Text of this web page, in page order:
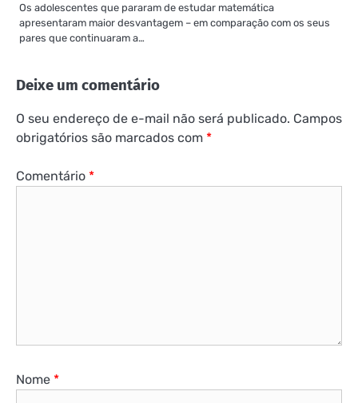
Os adolescentes que pararam de estudar matemática
apresentaram maior desvantagem – em comparação com os seus
pares que continuaram a…
Deixe um comentário
O seu endereço de e-mail não será publicado. Campos
obrigatórios são marcados com *
Comentário *
Nome *